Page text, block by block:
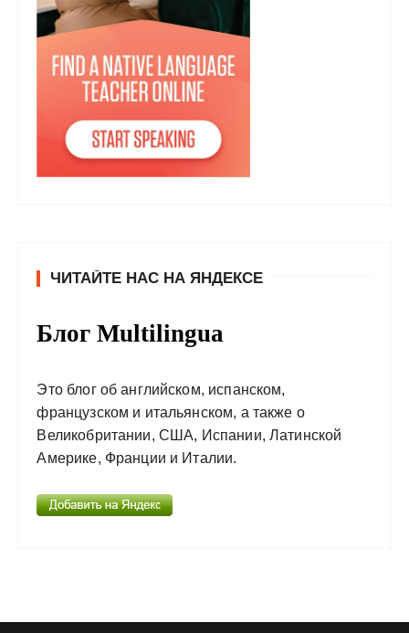
ЧИТАЙТЕ НАС НА ЯНДЕКСЕ
Блог Multilingua
Это блог об английском, испанском,
французском и итальянском, а также о
Великобритании, США, Испании, Латинской
Америке, Франции и Италии.